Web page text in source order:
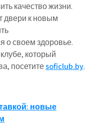
качество жизни.
двери к новым
о своем здоровье.
который
посетитеsoficlub.by.
новые